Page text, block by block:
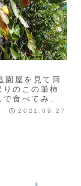
園屋を見て回
のこの筆柿
食べてみた
したもんだも
2021.09.27